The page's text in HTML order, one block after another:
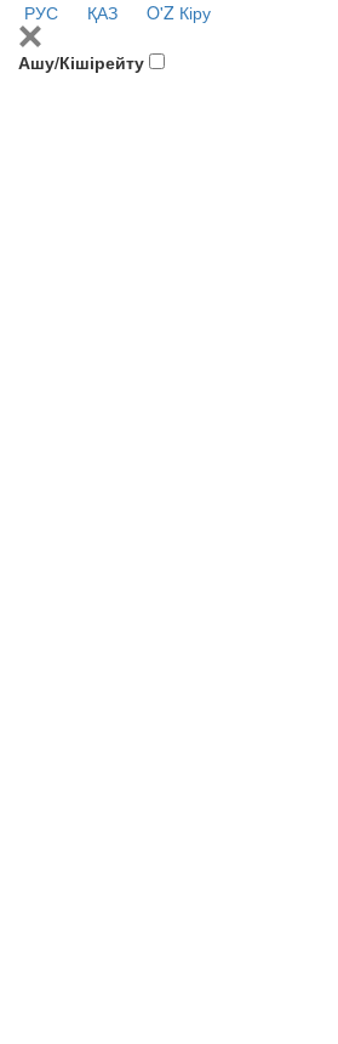
РУС ҚАЗ O'Z Кіру
Ашу/Кішірейту